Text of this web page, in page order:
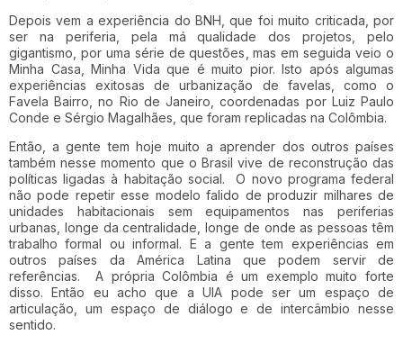
Depois vem a experiência do BNH, que foi muito criticada, por
ser na periferia, pela má qualidade dos projetos, pelo
gigantismo, por uma série de questões, mas em seguida veio o
Minha Casa, Minha Vida que é muito pior. Isto após algumas
experiências exitosas de urbanização de favelas, como o
Favela Bairro, no Rio de Janeiro, coordenadas por Luiz Paulo
Conde e Sérgio Magalhães, que foram replicadas na Colômbia.
Então, a gente tem hoje muito a aprender dos outros países
também nesse momento que o Brasil vive de reconstrução das
políticas ligadas à habitação social. O novo programa federal
não pode repetir esse modelo falido de produzir milhares de
unidades habitacionais sem equipamentos nas periferias
urbanas, longe da centralidade, longe de onde as pessoas têm
trabalho formal ou informal. E a gente tem experiências em
outros países da América Latina que podem servir de
referências. A própria Colômbia é um exemplo muito forte
disso. Então eu acho que a UIA pode ser um espaço de
articulação, um espaço de diálogo e de intercâmbio nesse
sentido.